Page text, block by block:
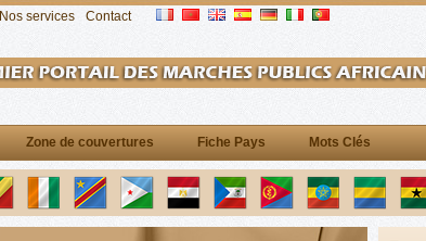
Nos services Contact
Zone de couvertures Fiche Pays Mots Clés